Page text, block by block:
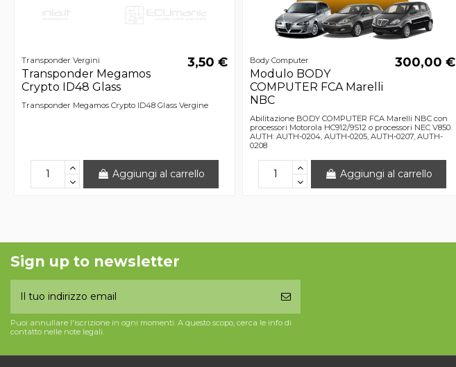
Transponder Vergini
Transponder Megamos
Crypto ID48 Glass
3,50 €
Transponder Megamos Crypto ID48 Glass Vergine
Aggiungi al carrello
Body Computer
Modulo BODY
COMPUTER FCA Marelli
NBC
300,00 €
Abilitazione BODY COMPUTER FCA Marelli NBC con
processori Motorola HC912/9S12 o processori NEC V850.
AUTH: AUTH-0204, AUTH-0205, AUTH-0207, AUTH-
0208
Aggiungi al carrello
Sign up to newsletter
Puoi annullare l'iscrizione in ogni momenti. A questo scopo, cerca le info di
contatto nelle note legali.